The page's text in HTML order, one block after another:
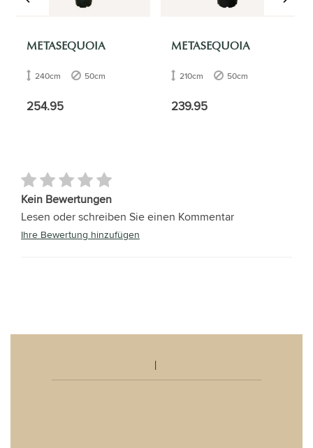
METASEQUOIA
240cm 50cm
254.95
METASEQUOIA
210cm 50cm
239.95
Kein Bewertungen
Lesen oder schreiben Sie einen Kommentar
Ihre Bewertung hinzufügen